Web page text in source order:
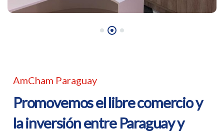
AmCham Paraguay
Promovemos el libre comercio y
la inversión entre Paraguay y